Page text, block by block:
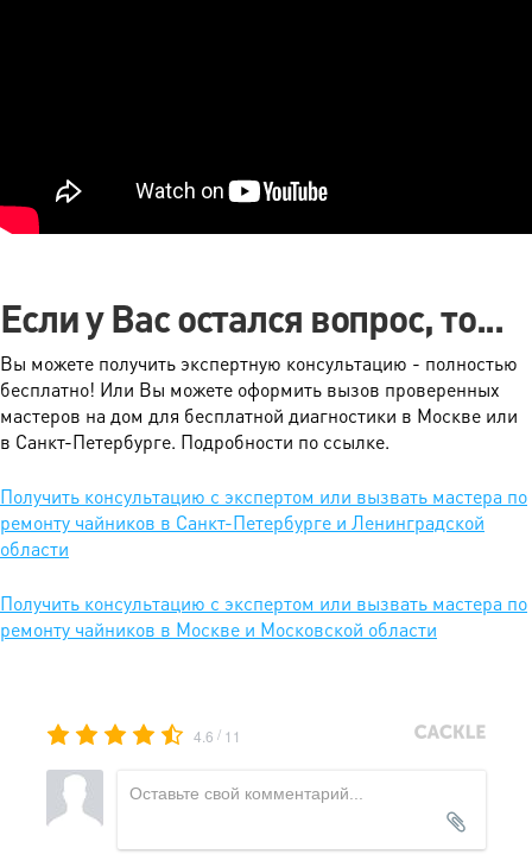
Если у Вас остался вопрос, то...
Вы можете получить экспертную консультацию - полностью
бесплатно! Или Вы можете оформить вызов проверенных
мастеров на дом для бесплатной диагностики в Москве или
в Санкт-Петербурге. Подробности по ссылке.
Получить консультацию с экспертом или вызвать мастера по
ремонту чайников в Санкт-Петербурге и Ленинградской
области
Получить консультацию с экспертом или вызвать мастера по
ремонту чайников в Москве и Московской области
4.6 / 11